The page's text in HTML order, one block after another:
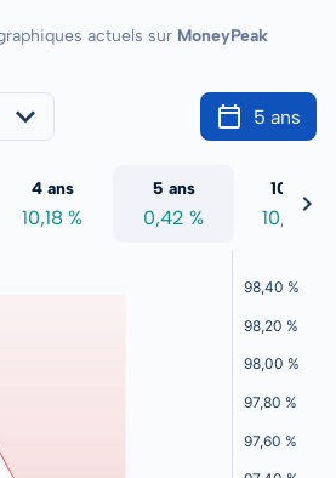
actuels sur MoneyPeak
5 ans
4 ans
10,18 %
5 ans
0,42 %
10 ans
10,52 %